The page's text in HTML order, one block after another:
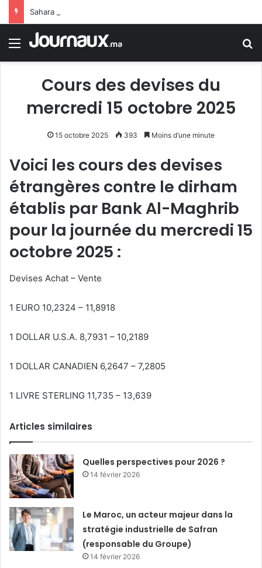
Menu
Cours des devises du
mercredi 15 octobre 2025
15 octobre 2025 393 Moins d’une minute
Voici les cours des devises
étrangères contre le dirham
établis par Bank Al-Maghrib
pour la journée du mercredi 15
octobre 2025 :
Devises Achat – Vente
1 EURO 10,2324 – 11,8918
1 DOLLAR U.S.A. 8,7931 – 10,2189
1 DOLLAR CANADIEN 6,2647 – 7,2805
1 LIVRE STERLING 11,735 – 13,639
Articles similaires
Quelles perspectives pour 2026 ?
14 février 2026
Le Maroc, un acteur majeur dans la
stratégie industrielle de Safran
(responsable du Groupe)
14 février 2026